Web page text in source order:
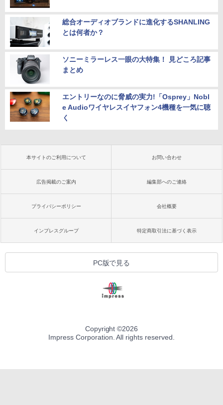
総合オーディオブランドに進化するSHANLING
とは何者か？
ソニーミラーレス一眼の大特集！ 見どころ記事
まとめ
エントリーなのに脅威の実力!「Osprey」Nobl
e Audioワイヤレスイヤフォン4機種を一気に聴
く
本サイトのご利用について お問い合わせ
広告掲載のご案内 編集部へのご連絡
プライバシーポリシー 会社概要
インプレスグループ 特定商取引法に基づく表示
PC版で見る
Copyright ©2026
Impress Corporation. All rights reserved.